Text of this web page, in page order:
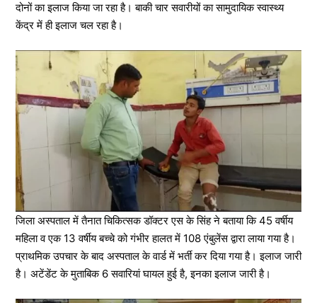
दोनों का इलाज किया जा रहा है। बाकी चार सवारीयों का सामुदायिक स्वास्थ्य
केंद्र में ही इलाज चल रहा है।
जिला अस्पताल में तैनात चिकित्सक डॉक्टर एस के सिंह ने बताया कि 45 वर्षीय
महिला व एक 13 वर्षीय बच्चे को गंभीर हालत में 108 एंबुलेंस द्वारा लाया गया है।
प्राथमिक उपचार के बाद अस्पताल के वार्ड में भर्ती कर दिया गया है। इलाज जारी
है। अटेंडेंट के मुताबिक 6 सवारियां घायल हुई है, इनका इलाज जारी है।